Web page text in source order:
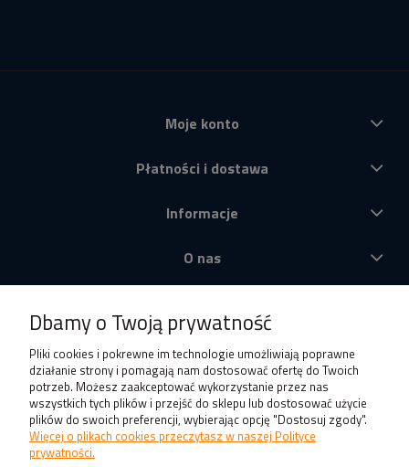
Moje konto
Płatności i dostawa
Informacje
O nas
Dbamy o Twoją prywatność
Pliki cookies i pokrewne im technologie umożliwiają poprawne
działanie strony i pomagają nam dostosować ofertę do Twoich
potrzeb. Możesz zaakceptować wykorzystanie przez nas
wszystkich tych plików i przejść do sklepu lub dostosować użycie
plików do swoich preferencji, wybierając opcję "Dostosuj zgody".
Więcej o plikach cookies przeczytasz w naszej Polityce
prywatności.